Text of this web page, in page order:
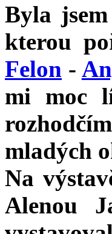
Byla
kterou
Felon -
mi moc
mladých
Na
Alenou